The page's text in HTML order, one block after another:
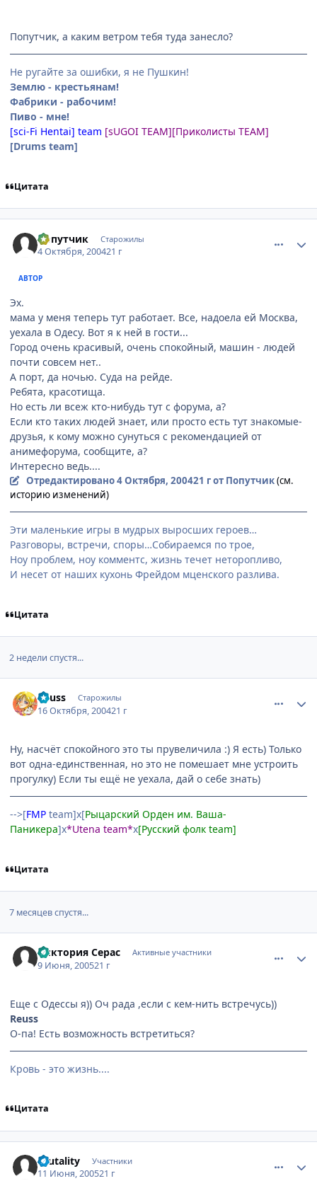
Попутчик, а каким ветром тебя туда занесло?
Не ругайте за ошибки, я не Пушкин!
Землю - крестьянам!
Фабрики - рабочим!
Пиво - мне!
[sci-Fi Hentai] team [sUGOI TEAM][Приколисты TEAM]
[Drums team]
Цитата
Попутчик Старожилы
4 Октября, 200421 г
АВТОР
Эх.
мама у меня теперь тут работает. Все, надоела ей Москва,
уехала в Одесу. Вот я к ней в гости...
Город очень красивый, очень спокойный, машин - людей
почти совсем нет..
А порт, да ночью. Суда на рейде.
Ребята, красотища.
Но есть ли всеж кто-нибудь тут с форума, а?
Если кто таких людей знает, или просто есть тут знакомые-
друзья, к кому можно сунуться с рекомендацией от
анимефорума, сообщите, а?
Интересно ведь....
Отредактировано4 Октября, 200421 гот Попутчик(см.
историю изменений)
Эти маленькие игры в мудрых выросших героев…
Разговоры, встречи, споры…Собираемся по трое,
Ноу проблем, ноу комментс, жизнь течет неторопливо,
И несет от наших кухонь Фрейдом мценского разлива.
Цитата
2 недели спустя...
Reuss Старожилы
16 Октября, 200421 г
Ну, насчёт спокойного это ты прувеличила :) Я есть) Только
вот одна-единственная, но это не помешает мне устроить
прогулку) Если ты ещё не уехала, дай о себе знать)
-->[FMP team]х[Рыцарский Орден им. Ваша-
Паникера]х*Utena team*х[Русский фолк team]
Цитата
7 месяцев спустя...
Виктория Серас Активные участники
9 Июня, 200521 г
Еще с Одессы я)) Оч рада ,если с кем-нить встречусь))
Reuss
О-па! Есть возможность встретиться?
Кровь - это жизнь....
Цитата
Brutality Участники
11 Июня, 200521 г